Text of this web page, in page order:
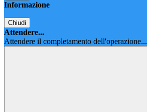
Informazione
Chiudi
Attendere...
Attendere il completamento dell'operazione...